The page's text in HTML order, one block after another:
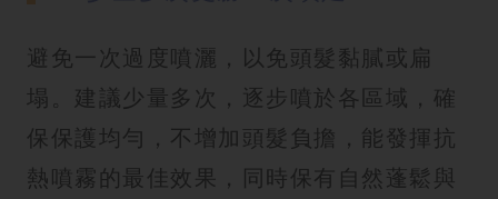
避免一次過度噴灑，以免頭髮黏膩或扁
塌。建議少量多次，逐步噴於各區域，確
保保護均勻，不增加頭髮負擔，能發揮抗
熱噴霧的最佳效果，同時保有自然蓬鬆與